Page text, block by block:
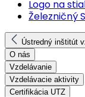
Logo na
Železničný
Ústredný inštitút
O nás
Vzdelávanie
Vzdelávacie aktivity
Certifikácia UTZ